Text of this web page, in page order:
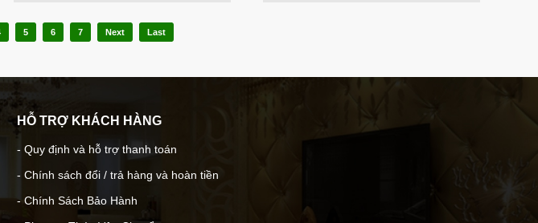
5 6 7 Next Last
HỖ TRỢ KHÁCH HÀNG
- Quy định và hỗ trợ thanh toán
- Chính sách đổi / trả hàng và hoàn tiền
- Chính Sách Bảo Hành